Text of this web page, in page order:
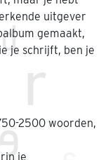
uitgever
gemaakt,
je schrijft, ben je
2500 woorden,
je